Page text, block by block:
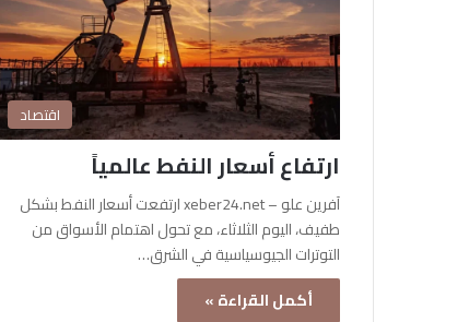
اقتصاد
ارتفاع أسعار النفط عالمياً
آفرين علو – xeber24.net ارتفعت أسعار النفط بشكل
طفيف، اليوم الثلاثاء، مع تحول اهتمام الأسواق من
التوترات الجيوسياسية في الشرق…
أكمل القراءة »